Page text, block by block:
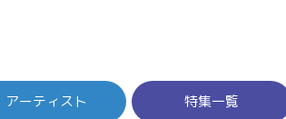
アーティスト 特集一覧